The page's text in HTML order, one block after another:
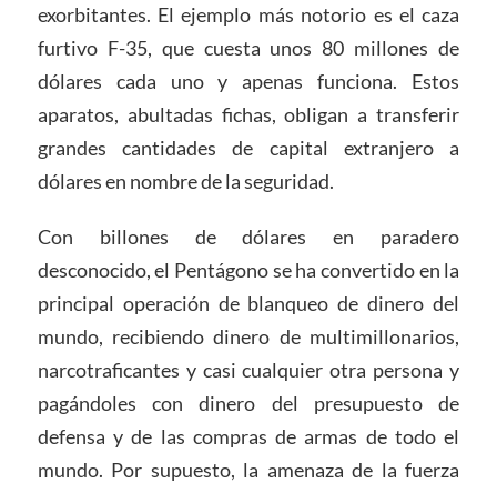
exorbitantes. El ejemplo más notorio es el caza
furtivo F-35, que cuesta unos 80 millones de
dólares cada uno y apenas funciona. Estos
aparatos, abultadas fichas, obligan a transferir
grandes cantidades de capital extranjero a
dólares en nombre de la seguridad.
Con billones de dólares en paradero
desconocido, el Pentágono se ha convertido en la
principal operación de blanqueo de dinero del
mundo, recibiendo dinero de multimillonarios,
narcotraficantes y casi cualquier otra persona y
pagándoles con dinero del presupuesto de
defensa y de las compras de armas de todo el
mundo. Por supuesto, la amenaza de la fuerza